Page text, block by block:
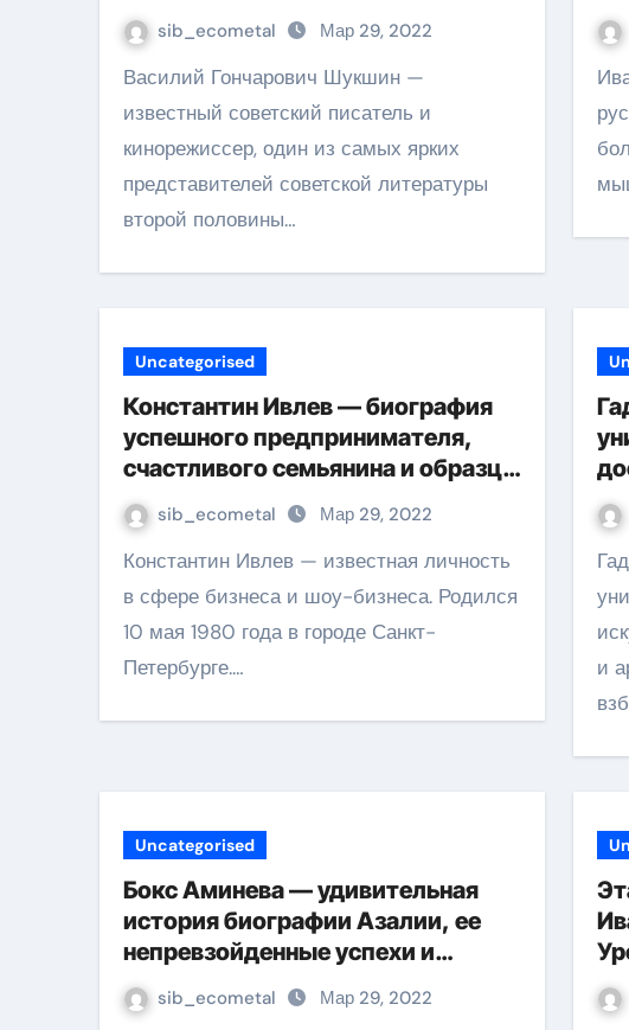
класса
sib_ecometal Мар 29, 2022
Василий Гончарович Шукшин —
известный советский писатель и
кинорежиссер, один из самых ярких
представителей советской литературы
второй половины…
Иван Михайлович Сеченов, выдающийся
Uncategorised
Константин Ивлев — биография
успешного предпринимателя,
счастливого семьянина и образца
для подражания
sib_ecometal Мар 29, 2022
Константин Ивлев — известная личность
в сфере бизнеса и шоу-бизнеса. Родился
10 мая 1980 года в городе Санкт-
Петербурге.…
Гаджикасимов Онегин – талантливый и
и
Uncategorised
Бокс Аминева — удивительная
история биографии Азалии, ее
непревзойденные успехи и
множество достижений
sib_ecometal Мар 29, 2022